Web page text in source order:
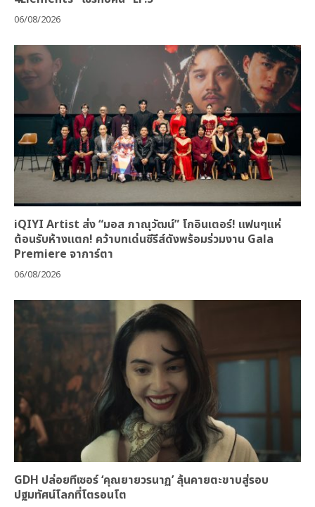
06/08/2026
iQIYI Artist ส่ง “มอส ภาณุวัฒน์” โกอินเตอร์! แฟนๆแห่
ต้อนรับห้างแตก! คว้าบทเด่นซีรีส์ดังพร้อมร่วมงาน Gala
Premiere จาการ์ตา
06/08/2026
GDH ปล่อยทีเซอร์ ‘คุณยายวรนาฏ’ ลุ้นคายตะขาบสู่รอบ
ปฐมทัศน์โลกที่โตรอนโต